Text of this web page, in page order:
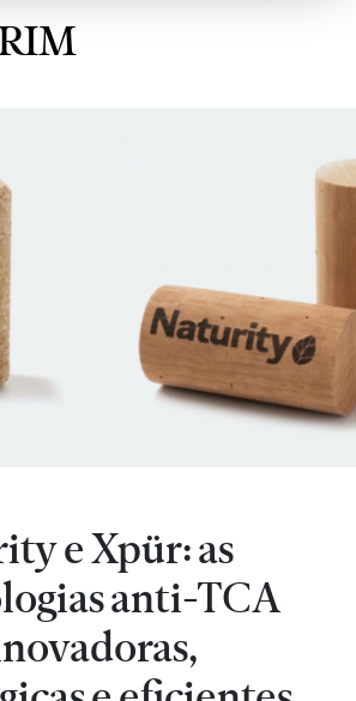
e Xpür: as
anti-TCA